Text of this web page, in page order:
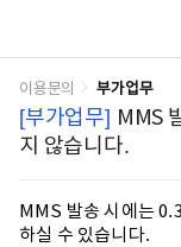
이용문의 부가업무
[부가업무] MMS
지 않습니다.
MMS 발송 시에는
하실 수 있습니다.